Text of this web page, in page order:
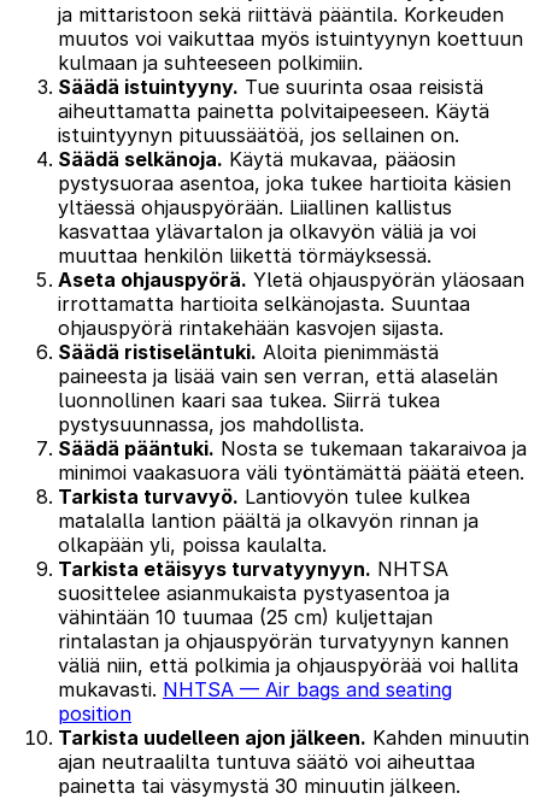
ja mittaristoon sekä riittävä pääntila. Korkeuden
muutos voi vaikuttaa myös istuintyynyn koettuun
kulmaan ja suhteeseen polkimiin.
Säädä istuintyyny. Tue suurinta osaa reisistä
aiheuttamatta painetta polvitaipeeseen. Käytä
istuintyynyn pituussäätöä, jos sellainen on.
Säädä selkänoja. Käytä mukavaa, pääosin
pystysuoraa asentoa, joka tukee hartioita käsien
yltäessä ohjauspyörään. Liiallinen kallistus
kasvattaa ylävartalon ja olkavyön väliä ja voi
muuttaa henkilön liikettä törmäyksessä.
Aseta ohjauspyörä. Yletä ohjauspyörän yläosaan
irrottamatta hartioita selkänojasta. Suuntaa
ohjauspyörä rintakehään kasvojen sijasta.
Säädä ristiseläntuki. Aloita pienimmästä
paineesta ja lisää vain sen verran, että alaselän
luonnollinen kaari saa tukea. Siirrä tukea
pystysuunnassa, jos mahdollista.
Säädä pääntuki. Nosta se tukemaan takaraivoa ja
minimoi vaakasuora väli työntämättä päätä eteen.
Tarkista turvavyö. Lantiovyön tulee kulkea
matalalla lantion päältä ja olkavyön rinnan ja
olkapään yli, poissa kaulalta.
Tarkista etäisyys turvatyynyyn. NHTSA
suosittelee asianmukaista pystyasentoa ja
vähintään 10 tuumaa (25 cm) kuljettajan
rintalastan ja ohjauspyörän turvatyynyn kannen
väliä niin, että polkimia ja ohjauspyörää voi hallita
mukavasti. NHTSA — Air bags and seating
position
Tarkista uudelleen ajon jälkeen. Kahden minuutin
ajan neutraalilta tuntuva säätö voi aiheuttaa
painetta tai väsymystä 30 minuutin jälkeen.